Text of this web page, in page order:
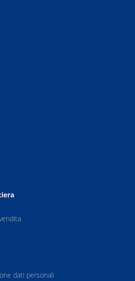
dati personali